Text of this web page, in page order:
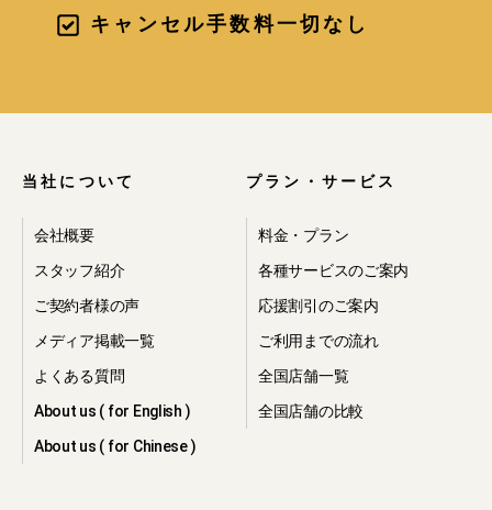
ご利用いただく目的で、当該提携先へ
の個人情報の第三者提供を行う為。
2.個人情報の利
当社は、ご本人の同意を得た場合、お
とが認められている場合を除き、取得
した個人情報について、取得の際に予
用目的においてのみ利用いたします。
3.個人情報の開
キャンセル手数料一切なし
当社について
会社概要
スタッフ紹介
ご契約者様の声
メディア掲載一覧
よくある質問
About us ( for English )
About us ( for Chinese )
プラン・サービス
料金・プラン
各種サービスのご案内
応援割引のご案内
ご利用までの流れ
全国店舗一覧
全国店舗の比較